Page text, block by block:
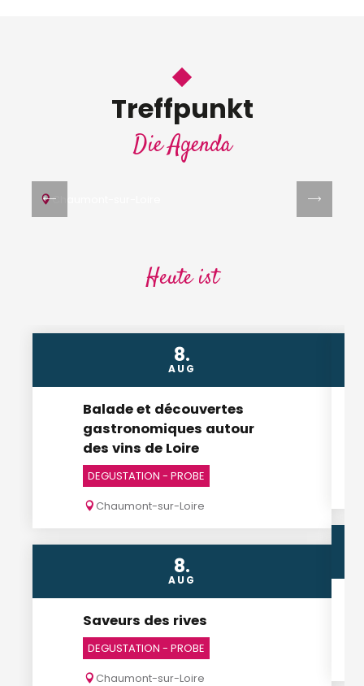
Treffpunkt
Die Agenda
Balade et découvertes gastronomiques
autour des vins de Loire
Chaumont-sur-Loire
Heute ist
8.
AUG
Balade et découvertes
gastronomiques autour
des vins de Loire
DEGUSTATION - PROBE
Chaumont-sur-Loire
8.
AUG
Saveurs des rives
DEGUSTATION - PROBE
Chaumont-sur-Loire